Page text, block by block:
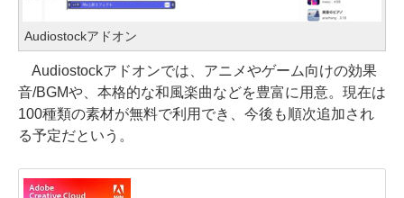
Audiostockアドオン
Audiostockアドオンでは、アニメやゲーム向けの効果
音/BGMや、本格的な和風楽曲などを豊富に用意。現在は
100種類の素材が無料で利用でき、今後も順次追加され
る予定だという。